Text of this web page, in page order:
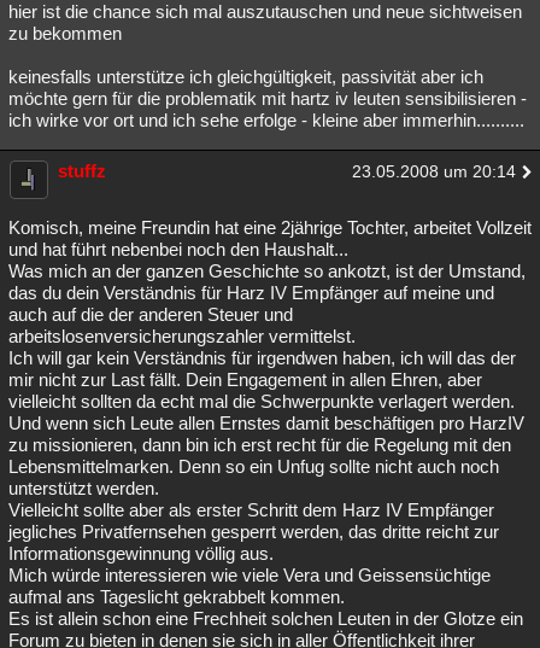
hier ist die chance sich mal auszutauschen und neue sichtweisen
zu bekommen
keinesfalls unterstütze ich gleichgültigkeit, passivität aber ich
möchte gern für die problematik mit hartz iv leuten sensibilisieren -
ich wirke vor ort und ich sehe erfolge - kleine aber immerhin..........
stuffz 23.05.2008 um 20:14
Komisch, meine Freundin hat eine 2jährige Tochter, arbeitet Vollzeit
und hat führt nebenbei noch den Haushalt...
Was mich an der ganzen Geschichte so ankotzt, ist der Umstand,
das du dein Verständnis für Harz IV Empfänger auf meine und
auch auf die der anderen Steuer und
arbeitslosenversicherungszahler vermittelst.
Ich will gar kein Verständnis für irgendwen haben, ich will das der
mir nicht zur Last fällt. Dein Engagement in allen Ehren, aber
vielleicht sollten da echt mal die Schwerpunkte verlagert werden.
Und wenn sich Leute allen Ernstes damit beschäftigen pro HarzIV
zu missionieren, dann bin ich erst recht für die Regelung mit den
Lebensmittelmarken. Denn so ein Unfug sollte nicht auch noch
unterstützt werden.
Vielleicht sollte aber als erster Schritt dem Harz IV Empfänger
jegliches Privatfernsehen gesperrt werden, das dritte reicht zur
Informationsgewinnung völlig aus.
Mich würde interessieren wie viele Vera und Geissensüchtige
aufmal ans Tageslicht gekrabbelt kommen.
Es ist allein schon eine Frechheit solchen Leuten in der Glotze ein
Forum zu bieten in denen sie sich in aller Öffentlichkeit ihrer